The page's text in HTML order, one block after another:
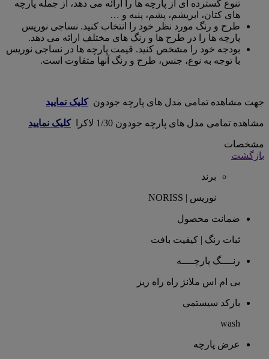
تنوع گسترده ای از پارچه ها را ارائه می دهد، از جمله پارچه
های کتان، ابریشم، پشم، پنبه و …
طرح و رنگ مورد نظر خود را انتخاب کنید. نساجی نوریس
پارچه ها را در طرح ها و رنگ های مختلف ارائه می دهد.
بودجه خود را مشخص کنید. قیمت پارچه ها در نساجی نوریس
با توجه به نوع، جنس، طرح و رنگ آنها متفاوت است.
جهت مشاهده تمامی مدل های پارچه جودونکلیک نمایید
مشاهده تمامی مدل های پارچه جودون 1/30 لاکرا کلیک نمایید
مشخصات
بازگشت
برند
نوریس | NORISS
ضمانت محصول
ثبات رنگ | کیفیت بافت
رنــــگ پارچــــه
بی ام اس ملانژ راه راه ریز
بارکد سیستمی
wash
عرض پارچه